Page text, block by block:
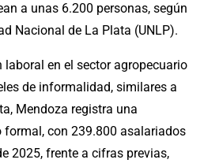
a unas 6.200 personas, según
Nacional de La Plata (UNLP).
laboral en el sector agropecuario
de informalidad, similares a
Mendoza registra una
formal, con 239.800 asalariados
2025, frente a cifras previas,